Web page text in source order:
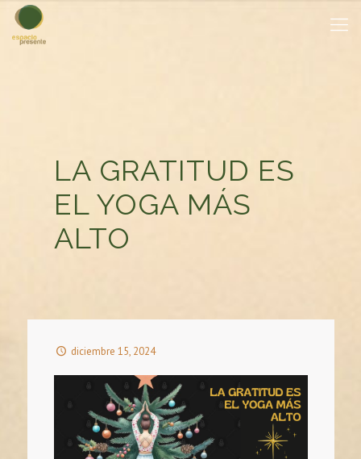
LA GRATITUD ES
EL YOGA MÁS
ALTO
diciembre 15, 2024